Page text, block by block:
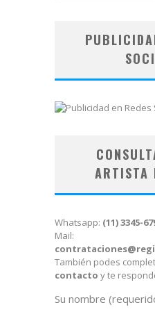
ARTISTA
Whatsapp: (11) 3345-
Mail:
También podes
contacto y te
Su nombre